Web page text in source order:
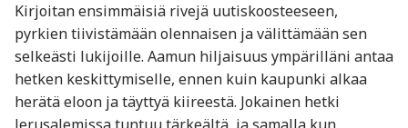
Kirjoitan ensimmäisiä rivejä uutiskoosteeseen,
pyrkien tiivistämään olennaisen ja välittämään sen
selkeästi lukijoille. Aamun hiljaisuus ympärilläni antaa
hetken keskittymiselle, ennen kuin kaupunki alkaa
herätä eloon ja täyttyä kiireestä. Jokainen hetki